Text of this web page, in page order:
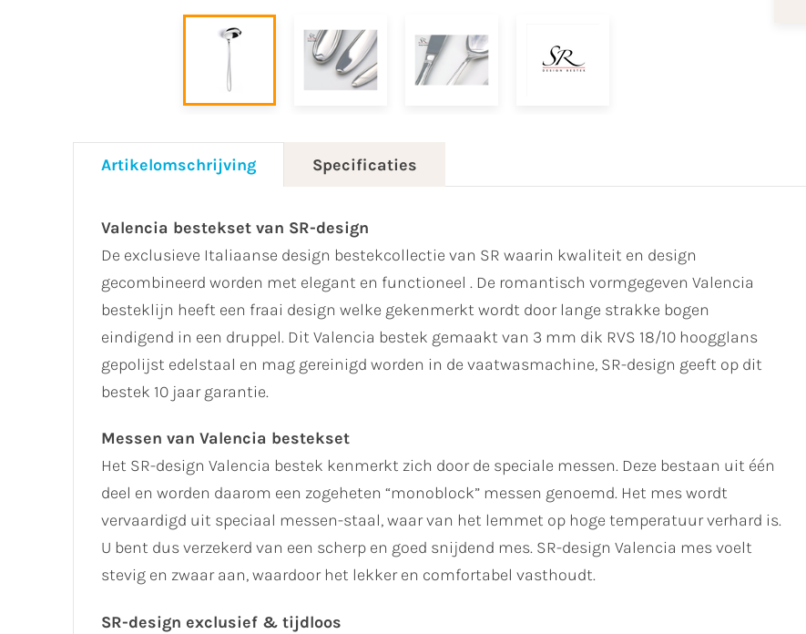
Artikelomschrijving Specificaties
Valencia bestekset van SR-design
De exclusieve Italiaanse design bestekcollectie van SR waarin kwaliteit en design
gecombineerd worden met elegant en functioneel . De romantisch vormgegeven Valencia
besteklijn heeft een fraai design welke gekenmerkt wordt door lange strakke bogen
eindigend in een druppel. Dit Valencia bestek gemaakt van 3 mm dik RVS 18/10 hoogglans
gepolijst edelstaal en mag gereinigd worden in de vaatwasmachine, SR-design geeft op dit
bestek 10 jaar garantie.
Messen van Valencia bestekset
Het SR-design Valencia bestek kenmerkt zich door de speciale messen. Deze bestaan uit één
deel en worden daarom een zogeheten “monoblock” messen genoemd. Het mes wordt
vervaardigd uit speciaal messen-staal, waar van het lemmet op hoge temperatuur verhard is.
U bent dus verzekerd van een scherp en goed snijdend mes. SR-design Valencia mes voelt
stevig en zwaar aan, waardoor het lekker en comfortabel vasthoudt.
SR-design exclusief & tijdloos